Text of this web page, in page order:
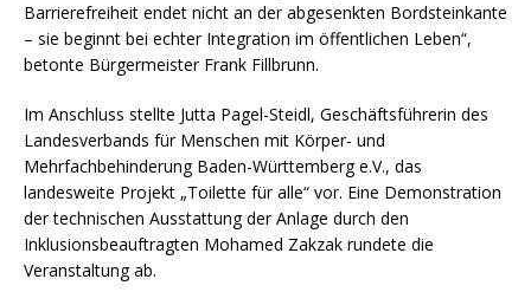
Barrierefreiheit endet nicht an der abgesenkten Bordsteinkante
– sie beginnt bei echter Integration im öffentlichen Leben“,
betonte Bürgermeister Frank Fillbrunn.
Im Anschluss stellte Jutta Pagel-Steidl, Geschäftsführerin des
Landesverbands für Menschen mit Körper- und
Mehrfachbehinderung Baden-Württemberg e.V., das
landesweite Projekt „Toilette für alle“ vor. Eine Demonstration
der technischen Ausstattung der Anlage durch den
Inklusionsbeauftragten Mohamed Zakzak rundete die
Veranstaltung ab.